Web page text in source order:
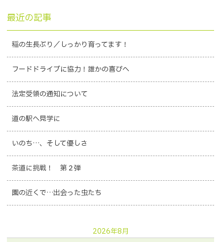
最近の記事
稲の生長ぶり／しっかり育ってます！
フードドライブに協力！誰かの喜びへ
法定受領の通知について
道の駅へ見学に
いのち…、そして優しさ
茶道に挑戦！ 第２弾
園の近くで…出会った虫たち
2026年8月